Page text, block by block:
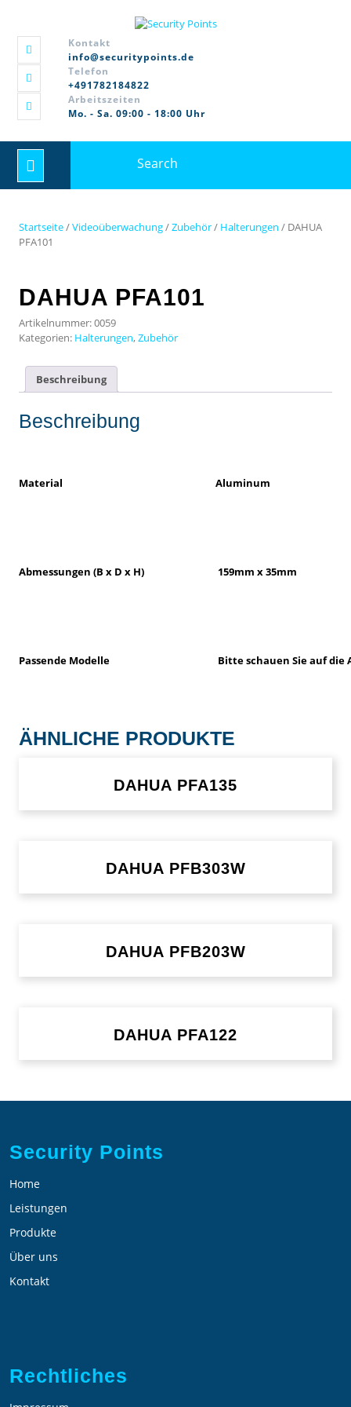
content
Kontakt
info@securitypoints.de
Telefon
+491782184822
Arbeitszeiten
Mo. - Sa. 09:00 - 18:00 Uhr
for:
Startseite/Videoüberwachung/Zubehör/ Halterungen / DAHUA
PFA101
DAHUA PFA101
Artikelnummer:0059
Kategorien: Halterungen,Zubehör
Beschreibung
Beschreibung
Material Aluminum
Abmessungen (B x D x H) 159mm x 35mm
Passende Modelle Bitte schauen Sie auf die
ÄHNLICHE PRODUKTE
DAHUA PFA135
DAHUA PFB303W
DAHUA PFB203W
DAHUA PFA122
Security Points
Home
Leistungen
Produkte
Über uns
Kontakt
Rechtliches